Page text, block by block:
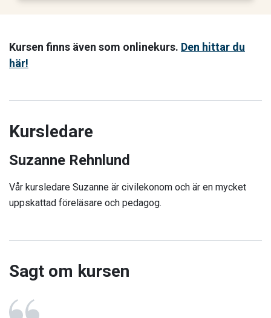
Kursen finns även som onlinekurs. Den hittar du
här!
Kursledare
Suzanne Rehnlund
Vår kursledare Suzanne är civilekonom och är en mycket
uppskattad föreläsare och pedagog.
Sagt om kursen